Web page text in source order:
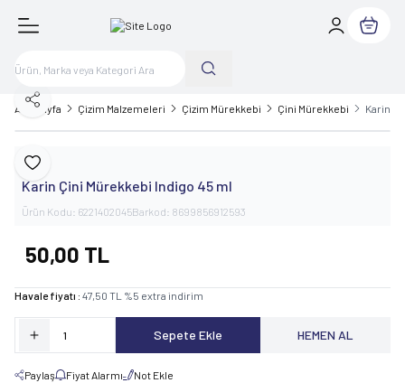
Sepetim
Ana Sayfa Çizim Malzemeleri Çizim Mürekkebi Çini Mürekkebi Karin
Favoriye Ekle
Paylaş
Karin
Karin Çini Mürekkebi Indigo 45 ml
Ürün Kodu: 6221402045Barkod: 8699856912593
50,00 TL
Havale fiyatı : 47,50 TL %5 extra indirim
Sepete Ekle HEMEN AL
Paylaş Fiyat Alarmı Not Ekle